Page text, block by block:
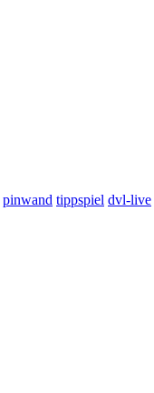
pinwand tippspiel dvl-live